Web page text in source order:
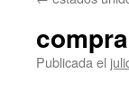
Publicada el